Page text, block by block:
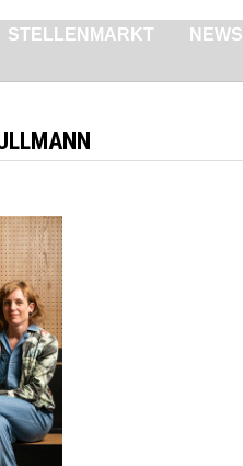
STELLENMARKT NEWS